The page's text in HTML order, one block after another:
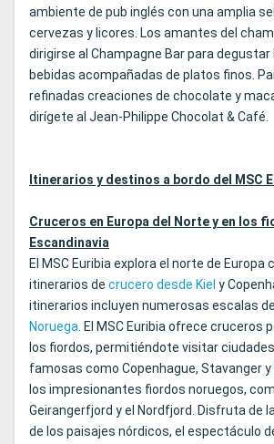
ambiente de pub inglés con una amplia
cervezas y licores. Los amantes del
dirigirse al Champagne Bar para
bebidas acompañadas de platos finos.
refinadas creaciones de chocolate y
dirígete al Jean-Philippe Chocolat & Café.
Itinerarios y destinos a bordo del MSC
Cruceros en Europa del Norte y en los
Escandinavia
El MSC Euribia explora el norte de Europa
itinerarios de crucero desde Kiel y
itinerarios incluyen numerosas escalas de
Noruega. El MSC Euribia ofrece cruceros
los fiordos, permitiéndote visitar
famosas como Copenhague, Stavanger y
los impresionantes fiordos noruegos,
Geirangerfjord y el Nordfjord. Disfruta de
de los paisajes nórdicos, el espectáculo